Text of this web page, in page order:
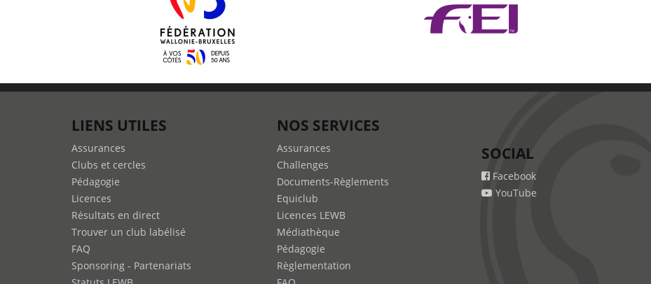
LIENS UTILES
Assurances
Clubs et cercles
Pédagogie
Licences
Résultats en direct
Trouver un club labélisé
FAQ
Sponsoring - Partenariats
NOS SERVICES
Assurances
Challenges
Documents-Règlements
Equiclub
Licences LEWB
Médiathèque
Pédagogie
Règlementation
SOCIAL
Facebook
YouTube